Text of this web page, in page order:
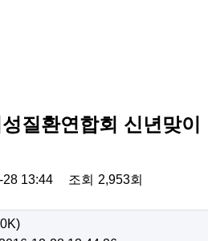
질환연합회 신년맞이
28 13:44 조회 2,953회